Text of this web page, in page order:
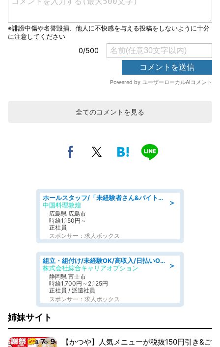
全てのコメントを見る
＞
ホールスタッフ/「未経験者さん&バイトデビューも大歓迎」残業ほぼなし×1日3時間〜勤務OK!フォロー体制も充実/広島県/広島市南区
中国料理敦煌
広島県 広島市
時給1,150円～
正社員
スポンサー：求人ボックス
＞
組立・組付け/未経験OK/高収入/日払いOK/寮費無料/交替制
株式会社綜合キャリアオプション
静岡県 富士市
時給1,700円～2,125円
正社員 / 派遣社員
スポンサー：求人ボックス
姉妹サイト
【かつや】人気メニューが税抜150円引き&ご